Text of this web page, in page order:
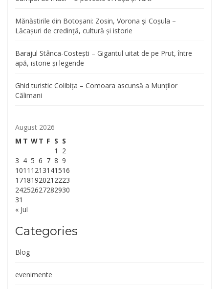
Mănăstirile din Botoșani: Zosin, Vorona și Coșula –
Lăcașuri de credință, cultură și istorie
Barajul Stânca-Costești – Gigantul uitat de pe Prut, între
apă, istorie și legende
Ghid turistic Colibița – Comoara ascunsă a Munților
Călimani
August 2026
M T WT F S S
« Jul
1
2
3 4 5 6 7 8 9
1011 1213141516
1718192021 2223
24252627282930
31
Categories
Blog
evenimente